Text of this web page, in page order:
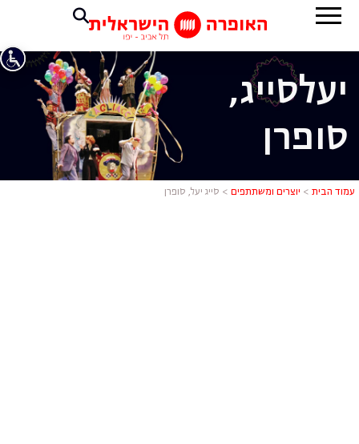
סייג יעל,
יעלסייג,
סופרן
עמוד הבית > יוצרים ומשתתפים > סייג יעל, סופרן